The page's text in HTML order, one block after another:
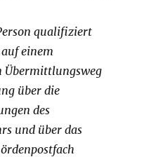
qualifiziert
einem
Übermittlungsweg
über die
des
und über das